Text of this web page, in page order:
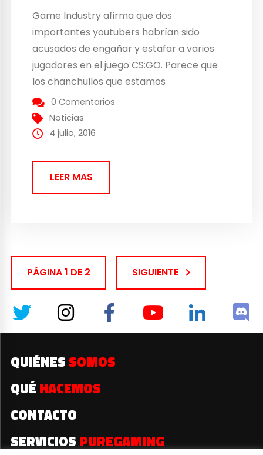
Game Industry afirma que dos
importantes youtubers habrían sido
acusados de engañar y estafar a varios
jugadores en el juego CS:GO. Parece que
los chanchullos que estamos
acostumbrados a ver en las apuestas
deportivas llegan también los e-sports.
¿Cómo engañaban los youtubers a los
incitaban a apostar las armas y los...
0 Comentarios
Noticias
4 julio, 2016
LEER MAS
PÁGINA 1 DE 2 SIGUIENTE
QUIÉNES SOMOS
QUÉ HACEMOS
CONTACTO
SERVICIOS PUREGAMING